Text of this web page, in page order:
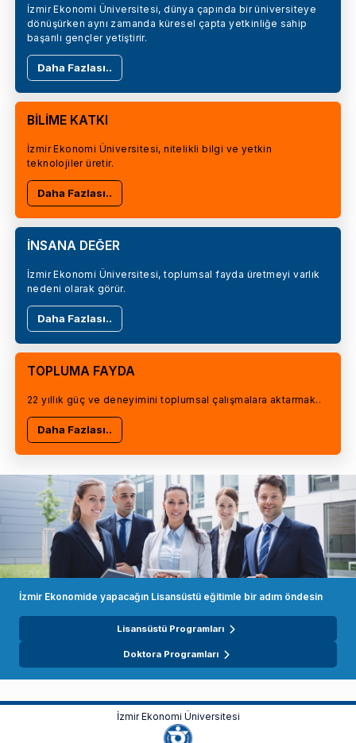
İzmir Ekonomi Üniversitesi, dünya çapında bir üniversiteye
dönüşürken aynı zamanda küresel çapta yetkinliğe sahip
başarılı gençler yetiştirir.
Daha Fazlası..
BİLİME KATKI
İzmir Ekonomi Üniversitesi, nitelikli bilgi ve yetkin
teknolojiler üretir.
Daha Fazlası..
İNSANA DEĞER
İzmir Ekonomi Üniversitesi, toplumsal fayda üretmeyi varlık
nedeni olarak görür.
Daha Fazlası..
TOPLUMA FAYDA
22 yıllık güç ve deneyimini toplumsal çalışmalara aktarmak..
Daha Fazlası..
İzmir Ekonomide yapacağın Lisansüstü eğitimle bir adım öndesin
Lisansüstü Programları
Doktora Programları
İzmir Ekonomi Üniversitesi